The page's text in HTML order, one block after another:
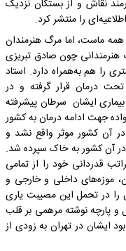
نقاش و از بستگان نزدیک
را منتشر کرد.
ماست، اما مرگ هنرمندان
هنرمندانی چون صادق تبریزی
را هم به‌همراه دارد. استاد
تحت درمان قرار گرفته و در
ایشان سرطان پیشرفته
جهت ادامه درمان به کشور
در آن کشور موثر واقع نشد و
آن کشور به خاک سپرده شد.
قدردانی خود را از تمامی
موزه‌های داخلی و خارجی و
را در تحمل این مصیبت یاری
و پارچه نوشته مرهمی بر قلب
ایشان در تهران به زودی از